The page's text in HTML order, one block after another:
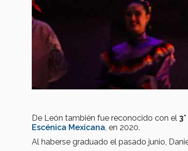
De León también fue reconocido con el
Escénica Mexicana, en 2020.
Al haberse graduado el pasado junio,